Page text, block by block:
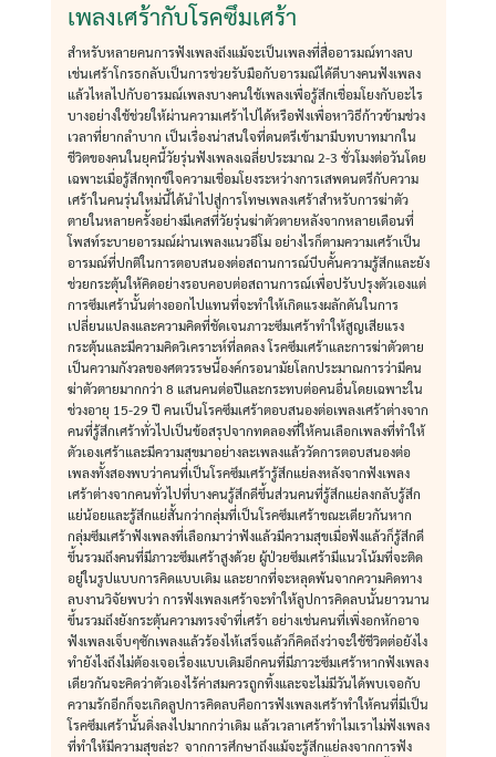
เพลงเศร้ากับโรคซึมเศร้า
สำหรับหลายคนการฟังเพลงถึงแม้จะเป็นเพลงที่สื่ออารมณ์ทางลบ
เช่นเศร้าโกรธกลับเป็นการช่วยรับมือกับอารมณ์ได้ดีบางคนฟังเพลง
แล้วไหลไปกับอารมณ์เพลงบางคนใช้เพลงเพื่อรู้สึกเชื่อมโยงกับอะไร
บางอย่างใช้ช่วยให้ผ่านความเศร้าไปได้หรือฟังเพื่อหาวิธีก้าวข้ามช่วง
เวลาที่ยากลำบาก เป็นเรื่องน่าสนใจที่ดนตรีเข้ามามีบทบาทมากใน
ชีวิตของคนในยุคนี้วัยรุ่นฟังเพลงเฉลี่ยประมาณ 2-3 ชั่วโมงต่อวันโดย
เฉพาะเมื่อรู้สึกทุกข์ใจความเชื่อมโยงระหว่างการเสพดนตรีกับความ
เศร้าในคนรุ่นใหม่นี้ได้นำไปสู่การโทษเพลงเศร้าสำหรับการฆ่าตัว
ตายในหลายครั้งอย่างมีเคสที่วัยรุ่นฆ่าตัวตายหลังจากหลายเดือนที่
โพสท์ระบายอารมณ์ผ่านเพลงแนวอีโม อย่างไรก็ตามความเศร้าเป็น
อารมณ์ที่ปกติในการตอบสนองต่อสถานการณ์บีบคั้นความรู้สึกและยัง
ช่วยกระตุ้นให้คิดอย่างรอบคอบต่อสถานการณ์เพื่อปรับปรุงตัวเองแต่
การซึมเศร้านั้นต่างออกไปแทนที่จะทำให้เกิดแรงผลักดันในการ
เปลี่ยนแปลงและความคิดที่ชัดเจนภาวะซึมเศร้าทำให้สูญเสียแรง
กระตุ้นและมีความคิดวิเคราะห์ที่ลดลง โรคซึมเศร้าและการฆ่าตัวตาย
เป็นความกังวลของศตวรรษนี้องค์กรอนามัยโลกประมาณการว่ามีคน
ฆ่าตัวตายมากกว่า 8 แสนคนต่อปีและกระทบต่อคนอื่นโดยเฉพาะใน
ช่วงอายุ 15-29 ปี คนเป็นโรคซึมเศร้าตอบสนองต่อเพลงเศร้าต่างจาก
คนที่รู้สึกเศร้าทั่วไปเป็นข้อสรุปจากทดลองที่ให้คนเลือกเพลงที่ทำให้
ตัวเองเศร้าและมีความสุขมาอย่างละเพลงแล้ววัดการตอบสนองต่อ
เพลงทั้งสองพบว่าคนที่เป็นโรคซึมเศร้ารู้สึกแย่ลงหลังจากฟังเพลง
เศร้าต่างจากคนทั่วไปที่บางคนรู้สึกดีขึ้นส่วนคนที่รู้สึกแย่ลงกลับรู้สึก
แย่น้อยและรู้สึกแย่สั้นกว่ากลุ่มที่เป็นโรคซึมเศร้าขณะเดียวกันหาก
กลุ่มซึมเศร้าฟังเพลงที่เลือกมาว่าฟังแล้วมีความสุขเมื่อฟังแล้วก็รู้สึกดี
ขึ้นรวมถึงคนที่มีภาวะซึมเศร้าสูงด้วย ผู้ป่วยซึมเศร้ามีแนวโน้มที่จะติด
อยู่ในรูปแบบการคิดแบบเดิม และยากที่จะหลุดพ้นจากความคิดทาง
ลบงานวิจัยพบว่า การฟังเพลงเศร้าจะทำให้ลูปการคิดลบนั้นยาวนาน
ขึ้นรวมถึงยังกระตุ้นความทรงจำที่เศร้า อย่างเช่นคนที่เพิ่งอกหักอาจ
ฟังเพลงเจ็บๆซักเพลงแล้วร้องไห้เสร็จแล้วก็คิดถึงว่าจะใช้ชีวิตต่อยังไง
ทำยังไงถึงไม่ต้องเจอเรื่องแบบเดิมอีกคนที่มีภาวะซึมเศร้าหากฟังเพลง
เดียวกันจะคิดว่าตัวเองไร้ค่าสมควรถูกทิ้งและจะไม่มีวันได้พบเจอกับ
ความรักอีกก็จะเกิดลูปการคิดลบคือการฟังเพลงเศร้าทำให้คนที่มีเป็น
โรคซึมเศร้านั้นดิ่งลงไปมากกว่าเดิม แล้วเวลาเศร้าทำไมเราไม่ฟังเพลง
ที่ทำให้มีความสุขล่ะ? จากการศึกษาถึงแม้จะรู้สึกแย่ลงจากการฟัง